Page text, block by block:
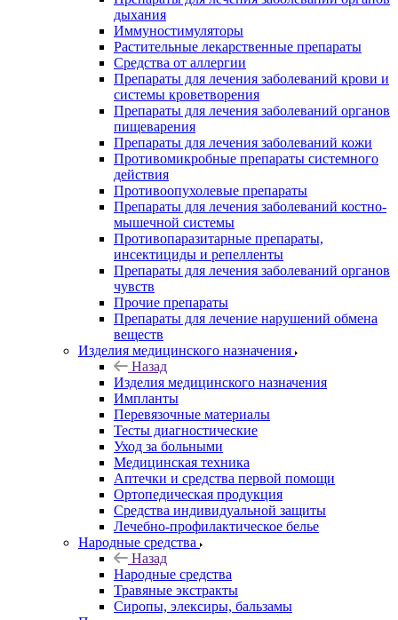
дыхания
Иммуностимуляторы
Растительные лекарственные препараты
Средства от аллергии
Препараты для лечения заболеваний крови и
системы кроветворения
Препараты для лечения заболеваний органов
пищеварения
Препараты для лечения заболеваний кожи
Противомикробные препараты системного
действия
Противоопухолевые препараты
Препараты для лечения заболеваний костно-
мышечной системы
Противопаразитарные препараты,
инсектициды и репелленты
Препараты для лечения заболеваний органов
чувств
Прочие препараты
Препараты для лечение нарушений обмена
веществ
Изделия медицинского назначения
Назад
Изделия медицинского назначения
Импланты
Перевязочные материалы
Тесты диагностические
Уход за больными
Медицинская техника
Аптечки и средства первой помощи
Ортопедическая продукция
Средства индивидуальной защиты
Лечебно-профилактическое белье
Народные средства
Назад
Народные средства
Травяные экстракты
Сиропы, элексиры, бальзамы